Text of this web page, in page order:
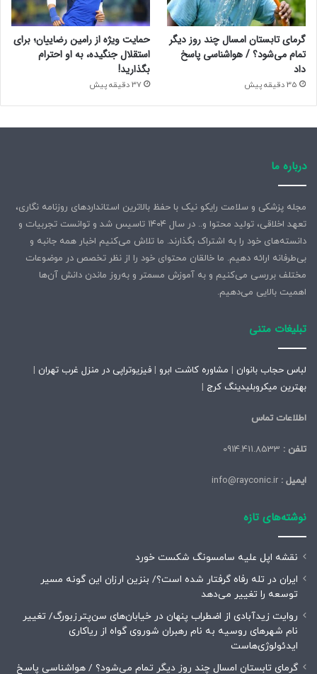
گرمای تابستان امسال چند روز دیگر
تمام می‌شود؟ / هواشناسی پاسخ
داد
35 دقیقه پیش
حمایت ویژه از رامین رضاییان؛ برای
استقلال جنگیده، به او احترام
بگذارید!
37 دقیقه پیش
درباره ما
مجله پزشکی و سلامت رایکو نیک با حفظ بالاترین استانداردهای روزنامه نگاری،
تعهد اخلاقی، تولید محتوا و.. در سال ۱۴۰۴ تاسیس شد و توانست تجربیات و
دانسته‌های خود را به اشتراک بگذارند. ما تلاش می‌کنیم اخبار همه جانبه و
بی‌طرفانه ارائه دهیم. ما خالقان محتوای خود را از نظر تخصص در موضوعات
مختلف بررسی می‌کنیم و به آموزش مسمتر و به‌روز ماندن دانش آن‌ها
اهمیت بالایی می‌دهیم.
تبلیغات متنی
لباس حجاب بانوان | مشاوره کاشت ابرو | فیزیوتراپی در منزل غرب تهران |
بهترین میکروبلیدینگ کرج |
اطلاعات تماس
تلفن :
ایمیل :
نوشته‌های تازه
نقشه اپل علیه سامسونگ شکست خورد
ایران در تله رفاه گرفتار شده است؟/ بنزین ارزان این گونه مسیر
توسعه را تغییر می‌دهد
روایت زیدآبادی از اضطراب پنهان در خیابان‌های سن‌پترزبورگ/ تغییر
نام شهرهای روسیه به نام رهبران شوروی گواه از ریاکاری
ایدئولوژی‌هاست
گرمای تابستان امسال چند روز دیگر تمام می‌شود؟ / هواشناسی پاسخ